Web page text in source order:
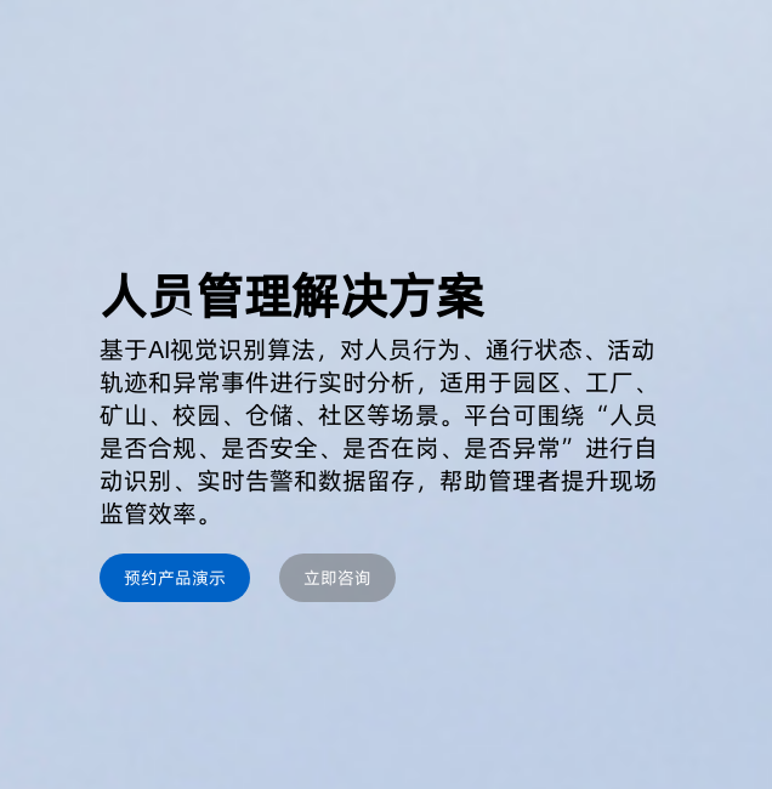
人员管理解决方案
基于AI视觉识别算法，对人员行为、通行状态、活动
轨迹和异常事件进行实时分析，适用于园区、工厂、
矿山、校园、仓储、社区等场景。平台可围绕“人员
是否合规、是否安全、是否在岗、是否异常”进行自
动识别、实时告警和数据留存，帮助管理者提升现场
监管效率。
预约产品演示 立即咨询